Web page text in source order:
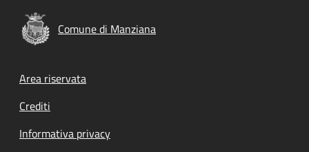
Comune di Manziana
Footer menu
Area riservata
Crediti
Informativa privacy